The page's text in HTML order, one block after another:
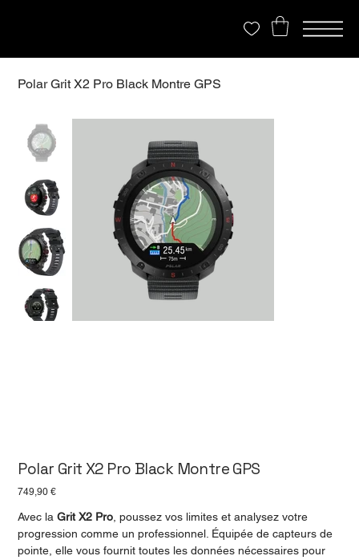
Polar Grit X2 Pro Black Montre GPS
Polar Grit X2 Pro Black Montre GPS
Prix
749,90 €
Avec laGrit X2 Pro , poussez vos limites et analysez votre
progression comme un professionnel. Équipée de capteurs de
pointe, elle vous fournit toutes les données nécessaires pour